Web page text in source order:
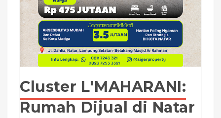
Cluster L'MAHARANI:
Rumah Dijual di Natar